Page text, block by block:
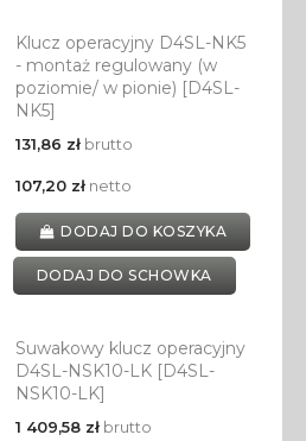
Klucz operacyjny D4SL-NK5
- montaż regulowany (w
poziomie/ w pionie) [D4SL-
NK5]
131,86 złbrutto
107,20 złnetto
DODAJ DO KOSZYKA
DODAJ DO SCHOWKA
Suwakowy klucz operacyjny
D4SL-NSK10-LK [D4SL-
NSK10-LK]
1 409,58 złbrutto